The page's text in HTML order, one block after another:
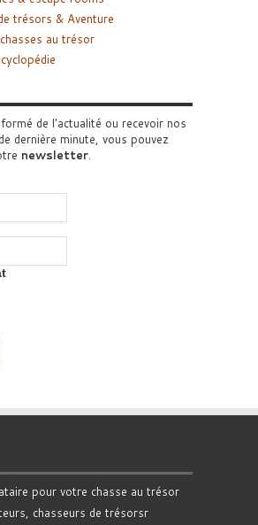
trésors & Aventure
au trésor
de l'actualité ou recevoir nos
dernière minute, vous pouvez
newsletter.
pour votre chasse au trésor
chasseurs de trésorsr